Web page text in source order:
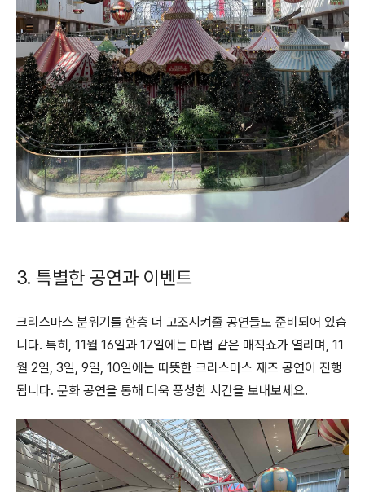
3. 특별한 공연과 이벤트
크리스마스 분위기를 한층 더 고조시켜줄 공연들도 준비되어 있습
니다. 특히, 11월 16일과 17일에는 마법 같은 매직쇼가 열리며, 11
월 2일, 3일, 9일, 10일에는 따뜻한 크리스마스 재즈 공연이 진행
됩니다. 문화 공연을 통해 더욱 풍성한 시간을 보내보세요.